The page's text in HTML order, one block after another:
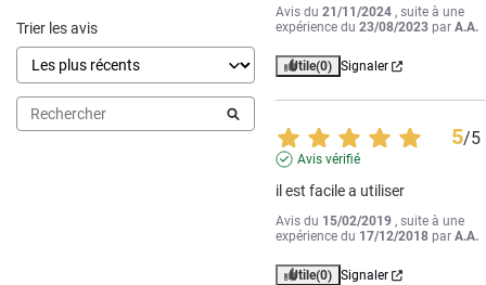
Trier les avis
Avis du21/11/2024 , suite à une
expérience du23/08/2023 parA.A.
Utile(0) Signaler
5/5
Avis vérifié
il est facile a utiliser
Avis du 15/02/2019 , suite à une
expérience du 17/12/2018 parA.A.
Utile(0) Signaler